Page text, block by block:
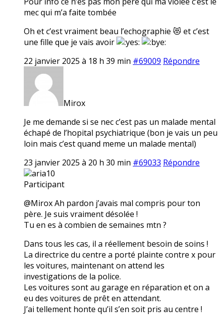
mec qui m’a faite tombée
Oh et c’est vraiment beau l’echographie 😻 et c’est
une fille que je vais avoir
22 janvier 2025 à 18 h 39 min #69009 Répondre
Mirox
Je me demande si se nec c’est pas un malade mental
échapé de l’hopital psychiatrique (bon je vais un peu
loin mais c’est quand meme un malade mental)
23 janvier 2025 à 20 h 30 min #69033 Répondre
aria10
Participant
@Mirox Ah pardon j’avais mal compris pour ton
père. Je suis vraiment désolée !
Tu en es à combien de semaines mtn ?
Dans tous les cas, il a réellement besoin de soins !
La directrice du centre a porté plainte contre x pour
les voitures, maintenant on attend les
investigations de la police.
Les voitures sont au garage en réparation et on a
eu des voitures de prêt en attendant.
J’ai tellement honte qu’il s’en soit pris au centre !